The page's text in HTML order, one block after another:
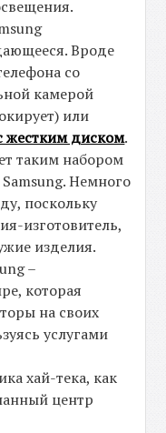
Вроде
со
камерой
или
жестким диском.
таким набором
Немного
поскольку
изготовитель,
изделия.
–
которая
на своих
услугами
хай-тека, как
центр